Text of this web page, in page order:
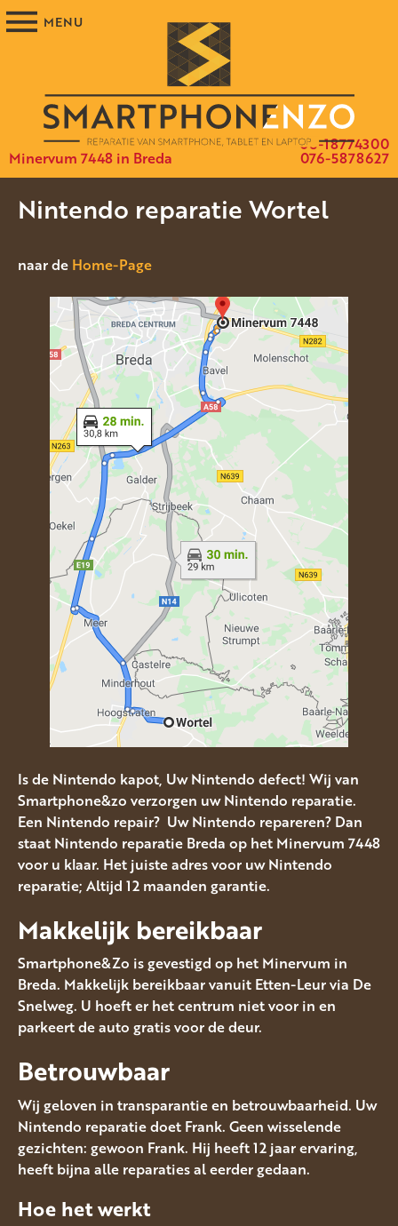
Minervum 7448 in Breda 076-5878627
06-18774300
Nintendo reparatie Wortel
naar de Home-Page
Is de Nintendo kapot, Uw Nintendo defect! Wij van
Smartphone&zo verzorgen uw Nintendo reparatie.
Een Nintendo repair? Uw Nintendo repareren? Dan
staat Nintendo reparatie Breda op het Minervum 7448
voor u klaar. Het juiste adres voor uw Nintendo
reparatie; Altijd 12 maanden garantie.
Makkelijk bereikbaar
Smartphone&Zo is gevestigd op het Minervum in
Breda. Makkelijk bereikbaar vanuit Etten-Leur via De
Snelweg. U hoeft er het centrum niet voor in en
parkeert de auto gratis voor de deur.
Betrouwbaar
Wij geloven in transparantie en betrouwbaarheid. Uw
Nintendo reparatie doet Frank. Geen wisselende
gezichten: gewoon Frank. Hij heeft 12 jaar ervaring,
heeft bijna alle reparaties al eerder gedaan.
Hoe het werkt